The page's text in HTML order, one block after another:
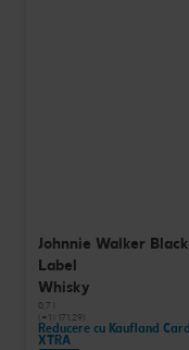
Johnnie Walker Black
Label
Whisky
0,7 l
(=1 l 171.29)
Reducere cu Kaufland Card
XTRA